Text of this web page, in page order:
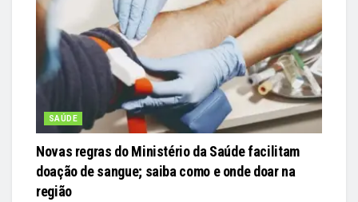
SAÚDE
Novas regras do Ministério da Saúde facilitam
doação de sangue; saiba como e onde doar na
região